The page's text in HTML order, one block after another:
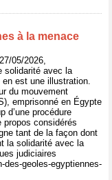
à la menace
05/2026,
solidarité avec la
est une illustration.
du mouvement
emprisonné en Égypte
d’une procédure
propos considérés
tant de la façon dont
la solidarité avec la
judiciaires
geoles-egyptiennes-